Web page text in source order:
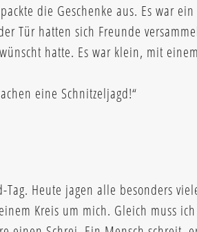
die Geschenke aus. Es war
Tür hatten sich Freunde
hatte. Es war klein, mit
eine Schnitzeljagd!“
Heute jagen alle besonders
Kreis um mich. Gleich muss